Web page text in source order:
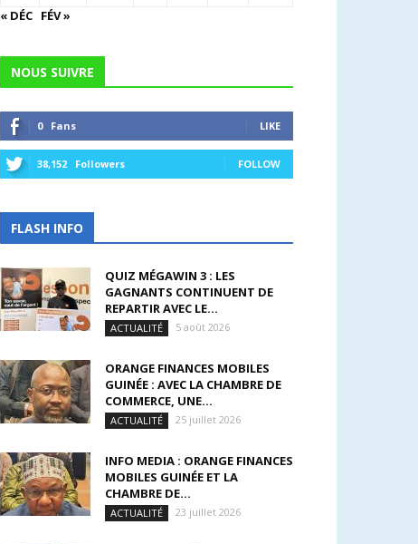
« DÉC FÉV »
NOUS SUIVRE
0 Fans LIKE
38,152 Followers FOLLOW
FLASH INFO
QUIZ MÉGAWIN 3 : LES
GAGNANTS CONTINUENT DE
REPARTIR AVEC LE...
ACTUALITÉ 5 août 2026
ORANGE FINANCES MOBILES
GUINÉE : AVEC LA CHAMBRE DE
COMMERCE, UNE...
ACTUALITÉ 25 juillet 2026
INFO MEDIA : ORANGE FINANCES
MOBILES GUINÉE ET LA
CHAMBRE DE...
ACTUALITÉ 23 juillet 2026